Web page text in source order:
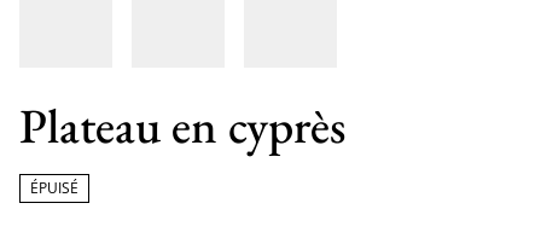
Plateau en cyprès
ÉPUISÉ